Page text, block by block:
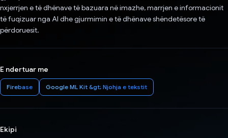
nxjerrjen e të dhënave të bazuara në imazhe, marrjen e informacionit
të fuqizuar nga AI dhe gjurmimin e të dhënave shëndetësore të
përdoruesit.
E ndertuar me
Firebase Google ML Kit &gt; Njohja e tekstit
Ekipi